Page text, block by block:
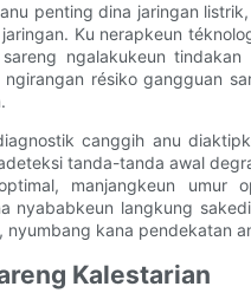
penting dina jaringan
Ku nerapkeun
ngalakukeun
résiko gangguan
canggih anu
tanda-tanda awal
manjangkeun umur
nyababkeun langkung
nyumbang kana pendekatan
Kalestarian